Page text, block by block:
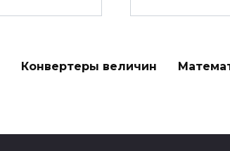
Конвертеры величин